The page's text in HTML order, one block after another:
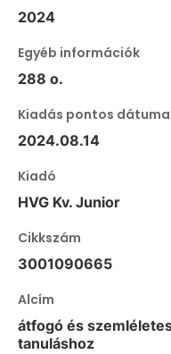
2024
Egyéb információk
288 o.
Kiadás pontos dátuma
2024.08.14
Kiadó
HVG Kv. Junior
Cikkszám
3001090665
Alcím
átfogó és
tanuláshoz